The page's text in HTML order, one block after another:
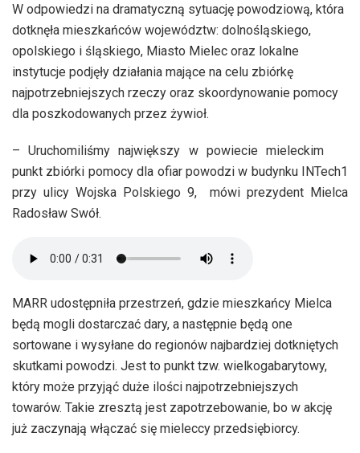
W odpowiedzi na dramatyczną sytuację powodziową, która
dotknęła mieszkańców województw: dolnośląskiego,
opolskiego i śląskiego, Miasto Mielec oraz lokalne
instytucje podjęły działania mające na celu zbiórkę
najpotrzebniejszych rzeczy oraz skoordynowanie pomocy
dla poszkodowanych przez żywioł.
– Uruchomiliśmy największy w powiecie mieleckim
punkt zbiórki pomocy dla ofiar powodzi w budynku INTech1
przy ulicy Wojska Polskiego 9, mówi prezydent Mielca
Radosław Swół.
MARR udostępniła przestrzeń, gdzie mieszkańcy Mielca
będą mogli dostarczać dary, a następnie będą one
sortowane i wysyłane do regionów najbardziej dotkniętych
skutkami powodzi. Jest to punkt tzw. wielkogabarytowy,
który może przyjąć duże ilości najpotrzebniejszych
towarów. Takie zresztą jest zapotrzebowanie, bo w akcję
już zaczynają włączać się mieleccy przedsiębiorcy.